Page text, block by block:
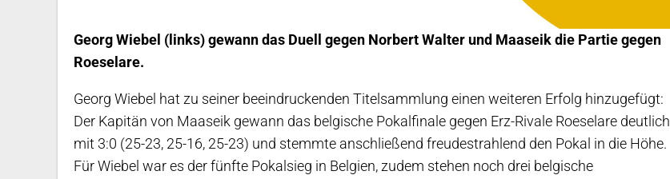
Georg Wiebel (links) gewann das Duell gegen Norbert Walter und Maaseik die Partie gegen
Roeselare.
Georg Wiebel hat zu seiner beeindruckenden Titelsammlung einen weiteren Erfolg hinzugefügt:
Der Kapitän von Maaseik gewann das belgische Pokalfinale gegen Erz-Rivale Roeselare deutlich
mit 3:0 (25-23, 25-16, 25-23) und stemmte anschließend freudestrahlend den Pokal in die Höhe.
Für Wiebel war es der fünfte Pokalsieg in Belgien, zudem stehen noch drei belgische